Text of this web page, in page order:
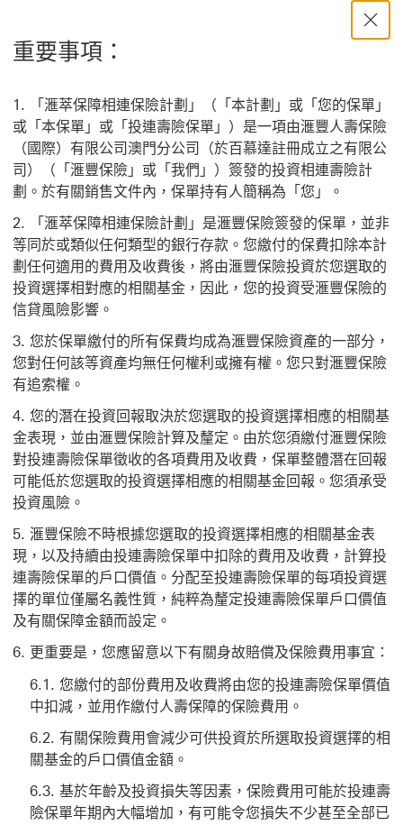
重要事項：
「滙萃保障相連保險計劃」（「本計劃」或「您的保單」
或「本保單」或「投連壽險保單」）是一項由滙豐人壽保險
（國際）有限公司澳門分公司（於百慕達註冊成立之有限公
司）（「滙豐保險」或「我們」）簽發的投資相連壽險計
劃。於有關銷售文件內，保單持有人簡稱為「您」。
「滙萃保障相連保險計劃」是滙豐保險簽發的保單，並非
等同於或類似任何類型的銀行存款。您繳付的保費扣除本計
劃任何適用的費用及收費後，將由滙豐保險投資於您選取的
投資選擇相對應的相關基金，因此，您的投資受滙豐保險的
信貸風險影響。
您於保單繳付的所有保費均成為滙豐保險資產的一部分，
您對任何該等資產均無任何權利或擁有權。您只對滙豐保險
有追索權。
您的潛在投資回報取決於您選取的投資選擇相應的相關基
金表現，並由滙豐保險計算及釐定。由於您須繳付滙豐保險
對投連壽險保單徵收的各項費用及收費，保單整體潛在回報
可能低於您選取的投資選擇相應的相關基金回報。您須承受
投資風險。
滙豐保險不時根據您選取的投資選擇相應的相關基金表
現，以及持續由投連壽險保單中扣除的費用及收費，計算投
連壽險保單的戶口價值。分配至投連壽險保單的每項投資選
擇的單位僅屬名義性質，純粹為釐定投連壽險保單戶口價值
及有關保障金額而設定。
更重要是，您應留意以下有關身故賠償及保險費用事宜：
您繳付的部份費用及收費將由您的投連壽險保單價值
中扣減，並用作繳付人壽保障的保險費用。
有關保險費用會減少可供投資於所選取投資選擇的相
關基金的戶口價值金額。
基於年齡及投資損失等因素，保險費用可能於投連壽
險保單年期內大幅增加，有可能令您損失不少甚至全部已